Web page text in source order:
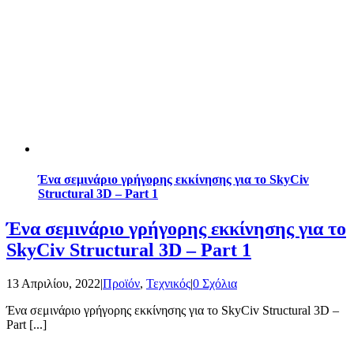
Ένα σεμινάριο γρήγορης εκκίνησης για το SkyCiv
Structural 3D – Part 1
Ένα σεμινάριο γρήγορης εκκίνησης για το
SkyCiv Structural 3D – Part 1
13 Απριλίου, 2022|Προϊόν, Τεχνικός|0 Σχόλια
Ένα σεμινάριο γρήγορης εκκίνησης για το SkyCiv Structural 3D –
Part [...]